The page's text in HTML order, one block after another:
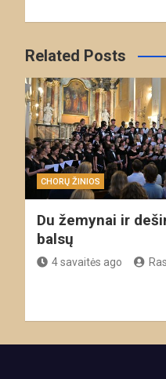
Related Posts
CHORŲ ŽINIOS
Du žemynai ir
balsų
4 savaitės ago